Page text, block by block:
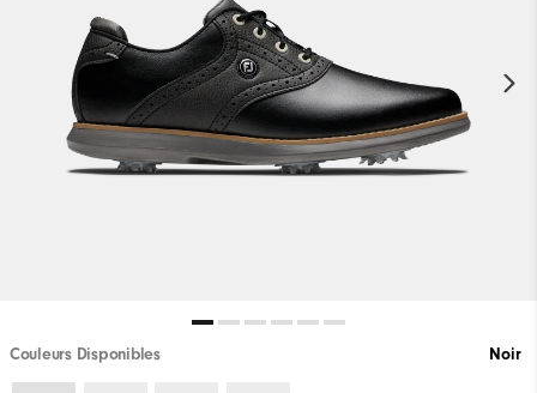
Couleurs Disponibles Noir